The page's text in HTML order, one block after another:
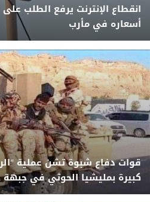
انقطاع الإنترنت يرفع الطلب
أسعاره في مأرب
قوات دفاع شبوة تشن عملية
كبيرة بمليشيا الحوثي في